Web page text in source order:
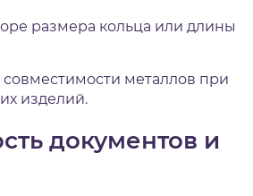
размера кольца или длины
металлов при
изделий.
документов и